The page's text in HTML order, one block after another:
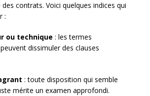
contrats. Voici quelques indices qui
:
ou technique : les termes
dissimuler des clauses
: toute disposition qui semble
mérite un examen approfondi.